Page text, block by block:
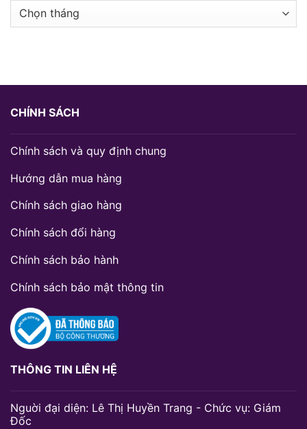
Lưu
CHÍNH SÁCH
Chính sách và quy định chung
Hướng dẫn mua hàng
Chính sách giao hàng
Chính sách đổi hàng
Chính sách bảo hành
Chính sách bảo mật thông tin
THÔNG TIN LIÊN HỆ
Nguời đại diện: Lê Thị Huyền Trang - Chức vụ: Giám
Đốc